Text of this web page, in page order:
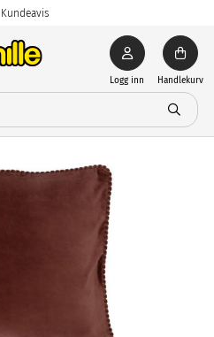
Kundeavis
Logg inn Handlekurv